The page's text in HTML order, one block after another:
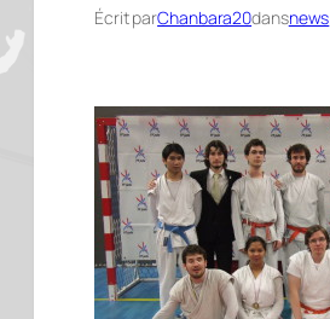
Écrit parChanbara20dansnews